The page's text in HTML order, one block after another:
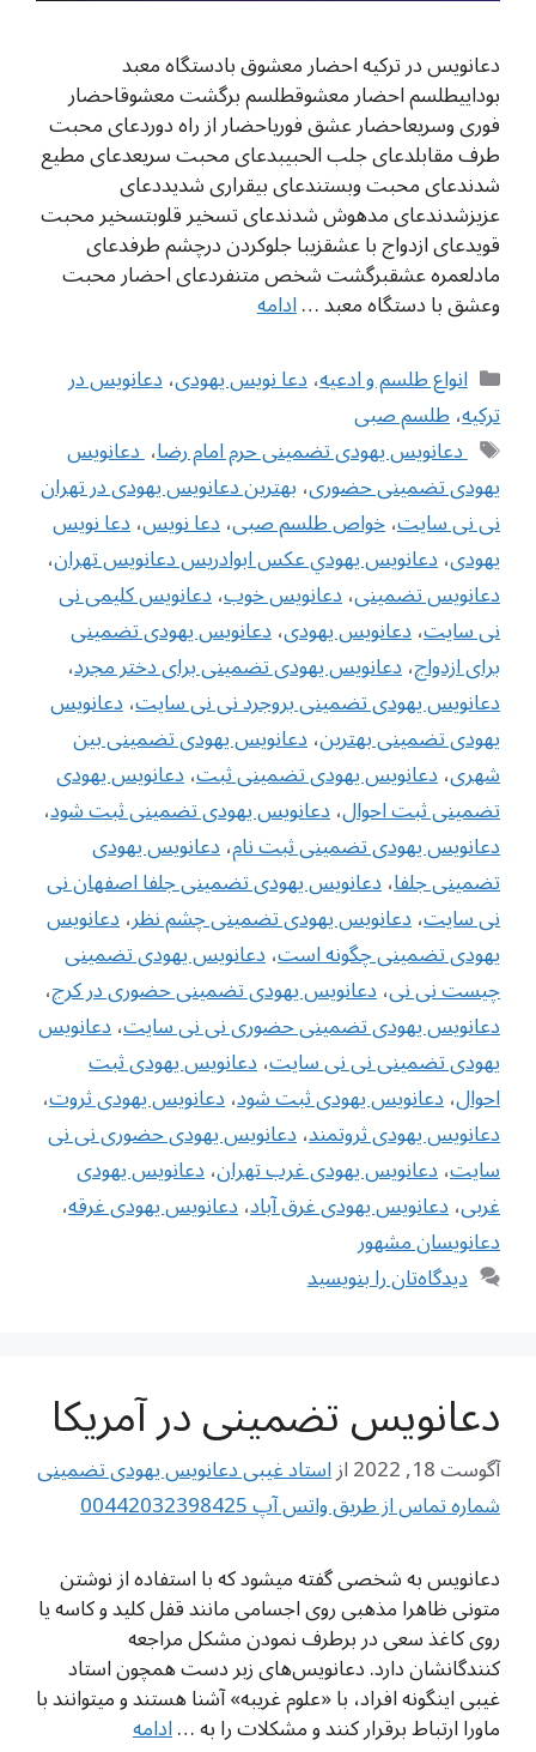
دعانویس در ترکیه احضار معشوق بادستگاه معبد
بوداییطلسم احضار معشوقطلسم برگشت معشوقاحضار
فوری وسریعاحضار عشق فوریاحضار از راه دوردعای محبت
طرف مقابلدعای جلب الحبيبدعای محبت سریعدعای مطیع
شدندعای محبت وبستندعای بیقراری شدیددعای
عزیزشدندعای مدهوش شدندعای تسخیر قلوبتسخیر محبت
قویدعای ازدواج با عشقزیبا جلوکردن درچشم طرفدعای
مادلعمره عشقبرگشت شخص متنفردعای احضار محبت
وعشق با دستگاه معبد …ادامه
دسته‌ها
انواع طلسم و ادعیه،دعا نویس یهودی،دعانویس در
ترکیه،طلسم صبی
برچسب‌ها
‌ دعانویس یهودی تضمینی حرم امام رضا،‌ دعانویس
یهودی تضمینی حضوری،بهترین دعانویس یهودی در تهران
نی نی سایت،خواص طلسم صبی،دعا نویس،دعا نویس
یهودی،دعانويس يهودي عکس ابوادریس دعانویس تهران،
دعانویس تضمینی،دعانویس خوب،دعانویس کلیمی نی
نی سایت،دعانویس یهودی،دعانویس یهودی تضمینی
برای ازدواج،دعانویس یهودی تضمینی برای دختر مجرد،
دعانویس یهودی تضمینی بروجرد نی نی سایت،دعانویس
یهودی تضمینی بهترین،دعانویس یهودی تضمینی بین
شهری،دعانویس یهودی تضمینی ثبت،دعانویس یهودی
تضمینی ثبت احوال،دعانویس یهودی تضمینی ثبت شود،
دعانویس یهودی تضمینی ثبت نام،دعانویس یهودی
تضمینی جلفا،دعانویس یهودی تضمینی جلفا اصفهان نی
نی سایت،دعانویس یهودی تضمینی چشم نظر،دعانویس
یهودی تضمینی چگونه است،دعانویس یهودی تضمینی
چیست نی نی،دعانویس یهودی تضمینی حضوری در کرج،
دعانویس یهودی تضمینی حضوری نی نی سایت،دعانویس
یهودی تضمینی نی نی سایت،دعانویس یهودی ثبت
احوال،دعانویس یهودی ثبت شود،دعانویس یهودی ثروت،
دعانویس یهودی ثروتمند،دعانویس یهودی حضوری نی نی
سایت،دعانویس یهودی غرب تهران،دعانویس یهودی
غربی،دعانویس یهودی غرق آباد،دعانویس یهودی غرقه،
دعانویسان مشهور
دیدگاه‌تان را بنویسید
دعانویس تضمینی در آمریکا
آگوست 18, 2022 ازاستاد غیبی دعانویس یهودی تضمینی
شماره تماس از طریق واتس آپ 00442032398425
دعانویس به شخصی گفته میشود که با استفاده از نوشتن
متونی ظاهرا مذهبی روی اجسامی مانند قفل کلید و کاسه یا
روی کاغذ سعی در برطرف نمودن مشکل مراجعه
کنندگانشان دارد. دعانویس‌های زبر دست همچون استاد
غیبی اینگونه افراد، با «علوم غریبه» آشنا هستند و میتوانند با
ماورا ارتباط برقرار کنند و مشکلات را به …ادامه